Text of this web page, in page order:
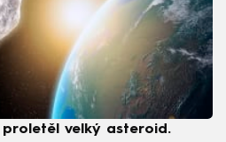
proletěl velký asteroid.